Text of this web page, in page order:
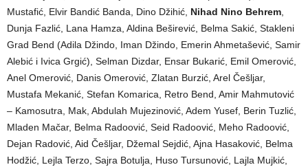
Mustafić, Elvir Bandić Banda, Dino Džihić, Nihad Nino Behrem
Dunja Fazlić, Lana Hamza, Aldina Beširević, Belma Sakić, Stakleni
Grad Bend (Adila Džindo, Iman Džindo, Emerin Ahmetašević, Samir
Alebić i Ivica Grgić), Selman Dizdar, Ensar Bukarić, Emil Omerović,
Anel Omerović, Danis Omerović, Zlatan Burzić, Arel Češljar,
Mustafa Mekanić, Stefan Komarica, Retro Bend, Amir Mahmutović
– Kamosutra, Mak, Abdulah Mujezinović, Adem Yusef, Berin Tuzlić,
Mladen Mačar, Belma Radoović, Seid Radoović, Meho Radoović,
Dejan Radović, Aid Češljar, Džemal Sejdić, Ajna Hasaković, Belma
Hodžić, Lejla Terzo, Sajra Botulja, Huso Tursunović, Lajla Mujkić,